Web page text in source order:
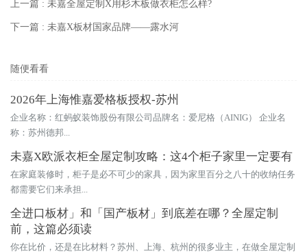
上一篇 : 未嘉全屋定制X用杉木板做衣柜怎么样?
下一篇 : 未嘉X板材国家品牌——露水河
随便看看
2026年上海惟嘉爱格板授权-苏州
企业名称：红蚂蚁装饰股份有限公司品牌名：爱尼格（AINIG） 企业名
称：苏州德邦...
未嘉X欧派衣柜全屋定制攻略：这4个柜子家里一定要有
在家庭装修时，柜子是必不可少的家具，因为家里百分之八十的收纳任务
都需要它们来承担...
全进口板材」和「国产板材」到底差在哪？全屋定制
前，这篇必须读
你在比价，还是在比材料？苏州、上海、杭州的很多业主，在做全屋定制